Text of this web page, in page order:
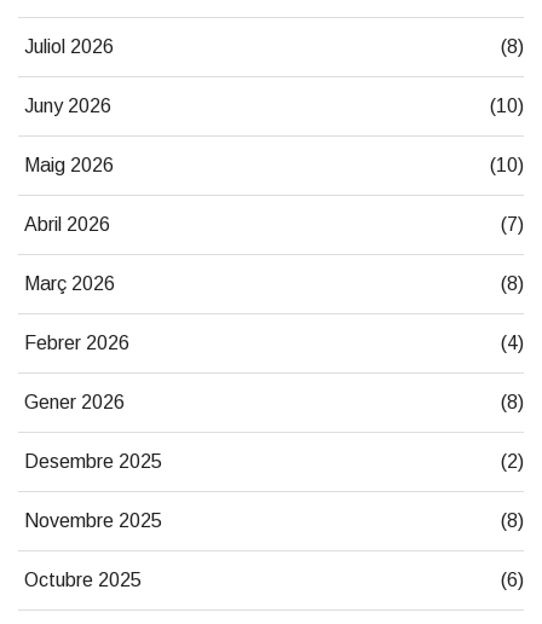
Juliol 2026 (8)
Juny 2026 (10)
Maig 2026 (10)
Abril 2026 (7)
Març 2026 (8)
Febrer 2026 (4)
Gener 2026 (8)
Desembre 2025 (2)
Novembre 2025 (8)
Octubre 2025 (6)